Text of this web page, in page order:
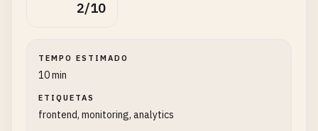
2/10
TEMPO ESTIMADO
10 min
ETIQUETAS
frontend, monitoring, analytics